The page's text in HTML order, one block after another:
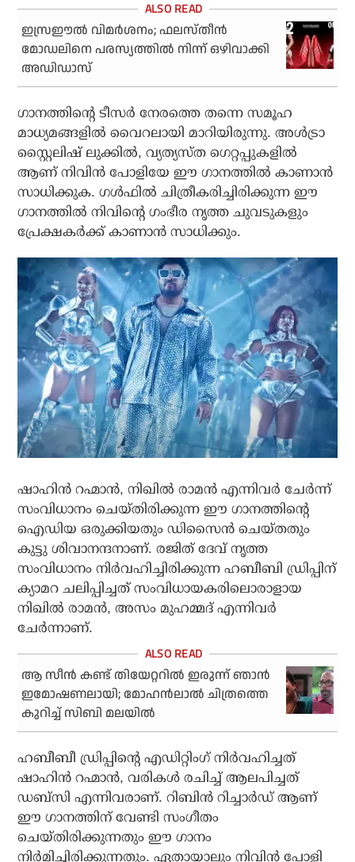
ഇസ്രഈല്‍ വിമര്‍ശനം; ഫലസ്തീന്‍
മോഡലിനെ പരസ്യത്തില്‍ നിന്ന് ഒഴിവാക്കി
അഡിഡാസ്
ഗാനത്തിന്റെ ടീസർ നേരത്തെ തന്നെ സമൂഹ
മാധ്യമങ്ങളിൽ വൈറലായി മാറിയിരുന്നു. അൾട്രാ
സ്റ്റൈലിഷ് ലുക്കിൽ, വ്യത്യസ്ത ഗെറ്റപ്പുകളിൽ
ആണ് നിവിൻ പോളിയേ ഈ ഗാനത്തിൽ കാണാൻ
സാധിക്കുക. ഗൾഫിൽ ചിത്രീകരിച്ചിരിക്കുന്ന ഈ
ഗാനത്തിൽ നിവിൻ്റെ ഗംഭീര നൃത്ത ചുവടുകളും
പ്രേക്ഷകർക്ക് കാണാൻ സാധിക്കും.
ഷാഹിൻ റഹ്മാൻ, നിഖിൽ രാമൻ എന്നിവർ ചേർന്ന്
സംവിധാനം ചെയ്തിരിക്കുന്ന ഈ ഗാനത്തിന്റെ
ഐഡിയ ഒരുക്കിയതും ഡിസൈൻ ചെയ്‌തതും
കുട്ടു ശിവാനന്ദനാണ്. രജിത് ദേവ് നൃത്ത
സംവിധാനം നിർവഹിച്ചിരിക്കുന്ന ഹബീബി ഡ്രിപ്പിന്
ക്യാമറ ചലിപ്പിച്ചത് സംവിധായകരിലൊരാളായ
നിഖിൽ രാമൻ, അസം മുഹമ്മദ് എന്നിവർ
ചേർന്നാണ്.
ആ സീൻ കണ്ട് തിയേറ്ററിൽ ഇരുന്ന് ഞാൻ
ഇമോഷണലായി; മോഹൻലാൽ ചിത്രത്തെ
കുറിച്ച് സിബി മലയിൽ
ഹബീബീ ഡ്രിപ്പിൻ്റെ എഡിറ്റിംഗ് നിർവഹിച്ചത്
ഷാഹിൻ റഹ്മാൻ, വരികൾ രചിച്ച് ആലപിച്ചത്
ഡബ്‌സി എന്നിവരാണ്. റിബിൻ റിച്ചാർഡ് ആണ്
ഈ ഗാനത്തിന് വേണ്ടി സംഗീതം
ചെയ്തിരിക്കുന്നതും ഈ ഗാനം
നിർമിച്ചിരിക്കുന്നതും. ഏതായാലും നിവിൻ പോളി